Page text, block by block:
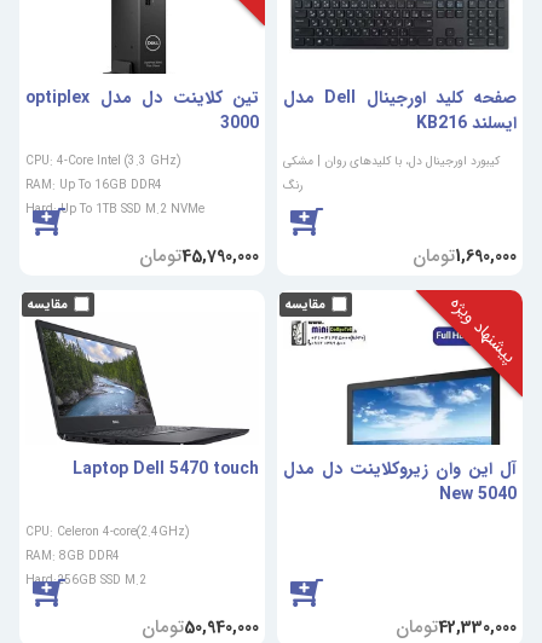
صفحه کلید اورجینال Dell مدل
ایسلند KB216
کیبورد اورجینال دل، با کلیدهای روان | مشکی
رنگ
1,690,000تومان
تین کلاینت دل مدل optiplex
3000
CPU: 4-Core Intel (3.3 GHz)
RAM: Up To 16GB DDR4
Hard: Up To 1TB SSD M.2 NVMe
45,790,000تومان
پیشنهاد ویژه
آل این وان زیروکلاینت دل مدل
5040 New
42,330,000تومان
Laptop Dell 5470 touch
CPU: Celeron 4-core(2.4GHz)
RAM: 8GB DDR4
Hard:256GB SSD M.2
50,940,000تومان